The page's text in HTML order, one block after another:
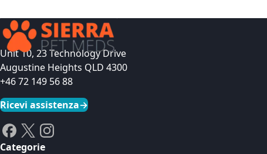
Unit 10, 23 Technology Drive
Augustine Heights QLD 4300
+46 72 149 56 88
Ricevi assistenza→
Categorie